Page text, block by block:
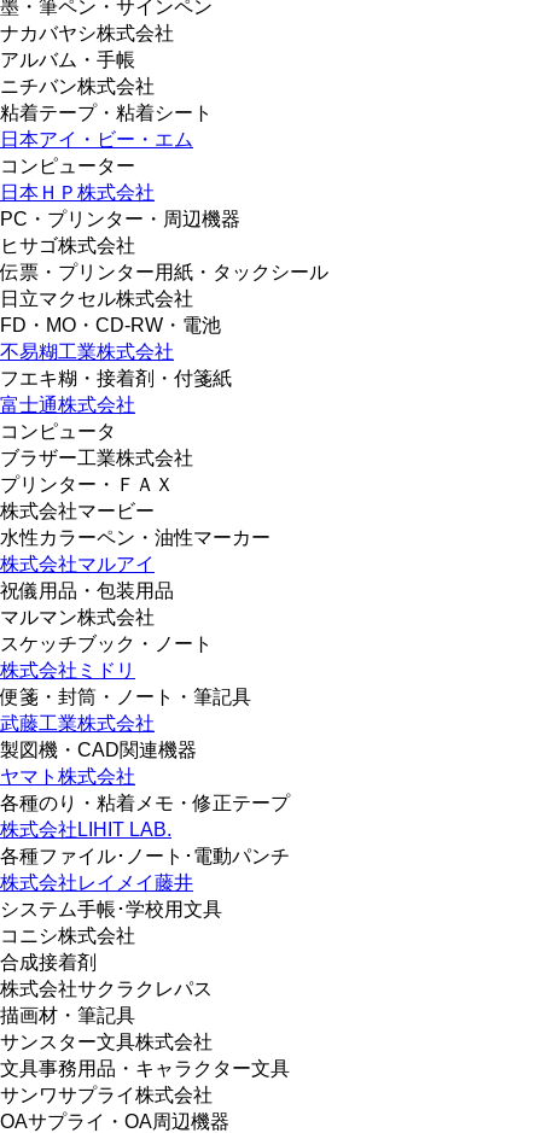
墨・筆ペン・サインペン
ナカバヤシ株式会社
アルバム・手帳
ニチバン株式会社
粘着テープ・粘着シート
日本アイ・ビー・エム
コンピューター
日本ＨＰ株式会社
PC・プリンター・周辺機器
ヒサゴ株式会社
伝票・プリンター用紙・タックシール
日立マクセル株式会社
FD・MO・CD-RW・電池
不易糊工業株式会社
フエキ糊・接着剤・付箋紙
富士通株式会社
コンピュータ
ブラザー工業株式会社
プリンター・ＦＡＸ
株式会社マービー
水性カラーペン・油性マーカー
株式会社マルアイ
祝儀用品・包装用品
マルマン株式会社
スケッチブック・ノート
株式会社ミドリ
便箋・封筒・ノート・筆記具
武藤工業株式会社
製図機・CAD関連機器
ヤマト株式会社
各種のり・粘着メモ・修正テープ
株式会社LIHIT LAB.
各種ファイル･ノート･電動パンチ
株式会社レイメイ藤井
システム手帳･学校用文具
コニシ株式会社
合成接着剤
株式会社サクラクレパス
描画材・筆記具
サンスター文具株式会社
文具事務用品・キャラクター文具
サンワサプライ株式会社
OAサプライ・OA周辺機器